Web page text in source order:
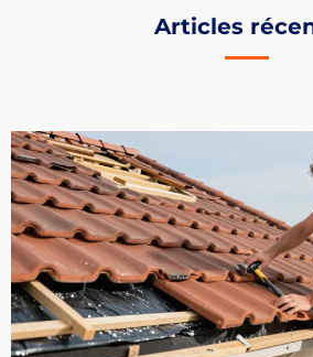
Articles